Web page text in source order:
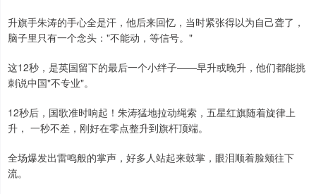
升旗手朱涛的手心全是汗，他后来回忆，当时紧张得以为自己聋了，
脑子里只有一个念头："不能动，等信号。"
这12秒，是英国留下的最后一个小绊子——早升或晚升，他们都能挑
刺说中国"不专业"。
12秒后，国歌准时响起！朱涛猛地拉动绳索，五星红旗随着旋律上
升， 一秒不差，刚好在零点整升到旗杆顶端。
全场爆发出雷鸣般的掌声，好多人站起来鼓掌，眼泪顺着脸颊往下
流。